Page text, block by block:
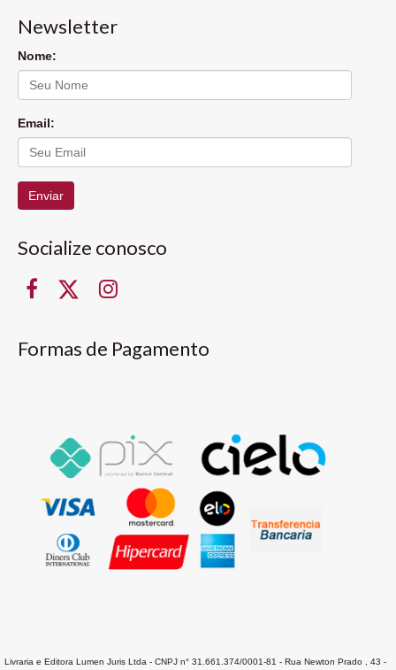
Newsletter
Nome:
Email:
Enviar
Socialize conosco
Formas de Pagamento
Livraria e Editora Lumen Juris Ltda - CNPJ n° 31.661.374/0001-81 - Rua Newton Prado , 43 -